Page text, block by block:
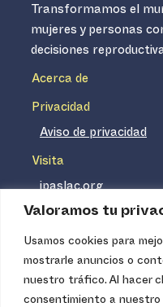
Valoramos tu
Usamos cookies para
mostrarle anuncios o
nuestro tráfico. Al hacer
consentimiento a nuestro
Transformamos el
mujeres y personas
decisiones
Acerca de
Privacidad
Aviso de privacidad
Visita
ipaslac.org
ipasmexico.org
Ipas no es un
servicios se